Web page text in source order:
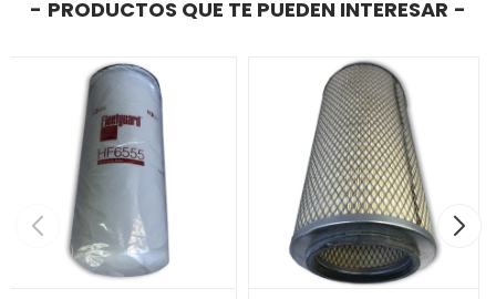
PRODUCTOS QUE TE PUEDEN INTERESAR